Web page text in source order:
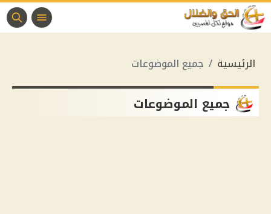
الرئيسية جميع الموضوعات
جميع الموضوعات